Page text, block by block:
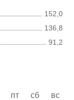
152,0
136,8
91,2
пт сб
вс